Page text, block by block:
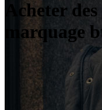
Acheter
marquage